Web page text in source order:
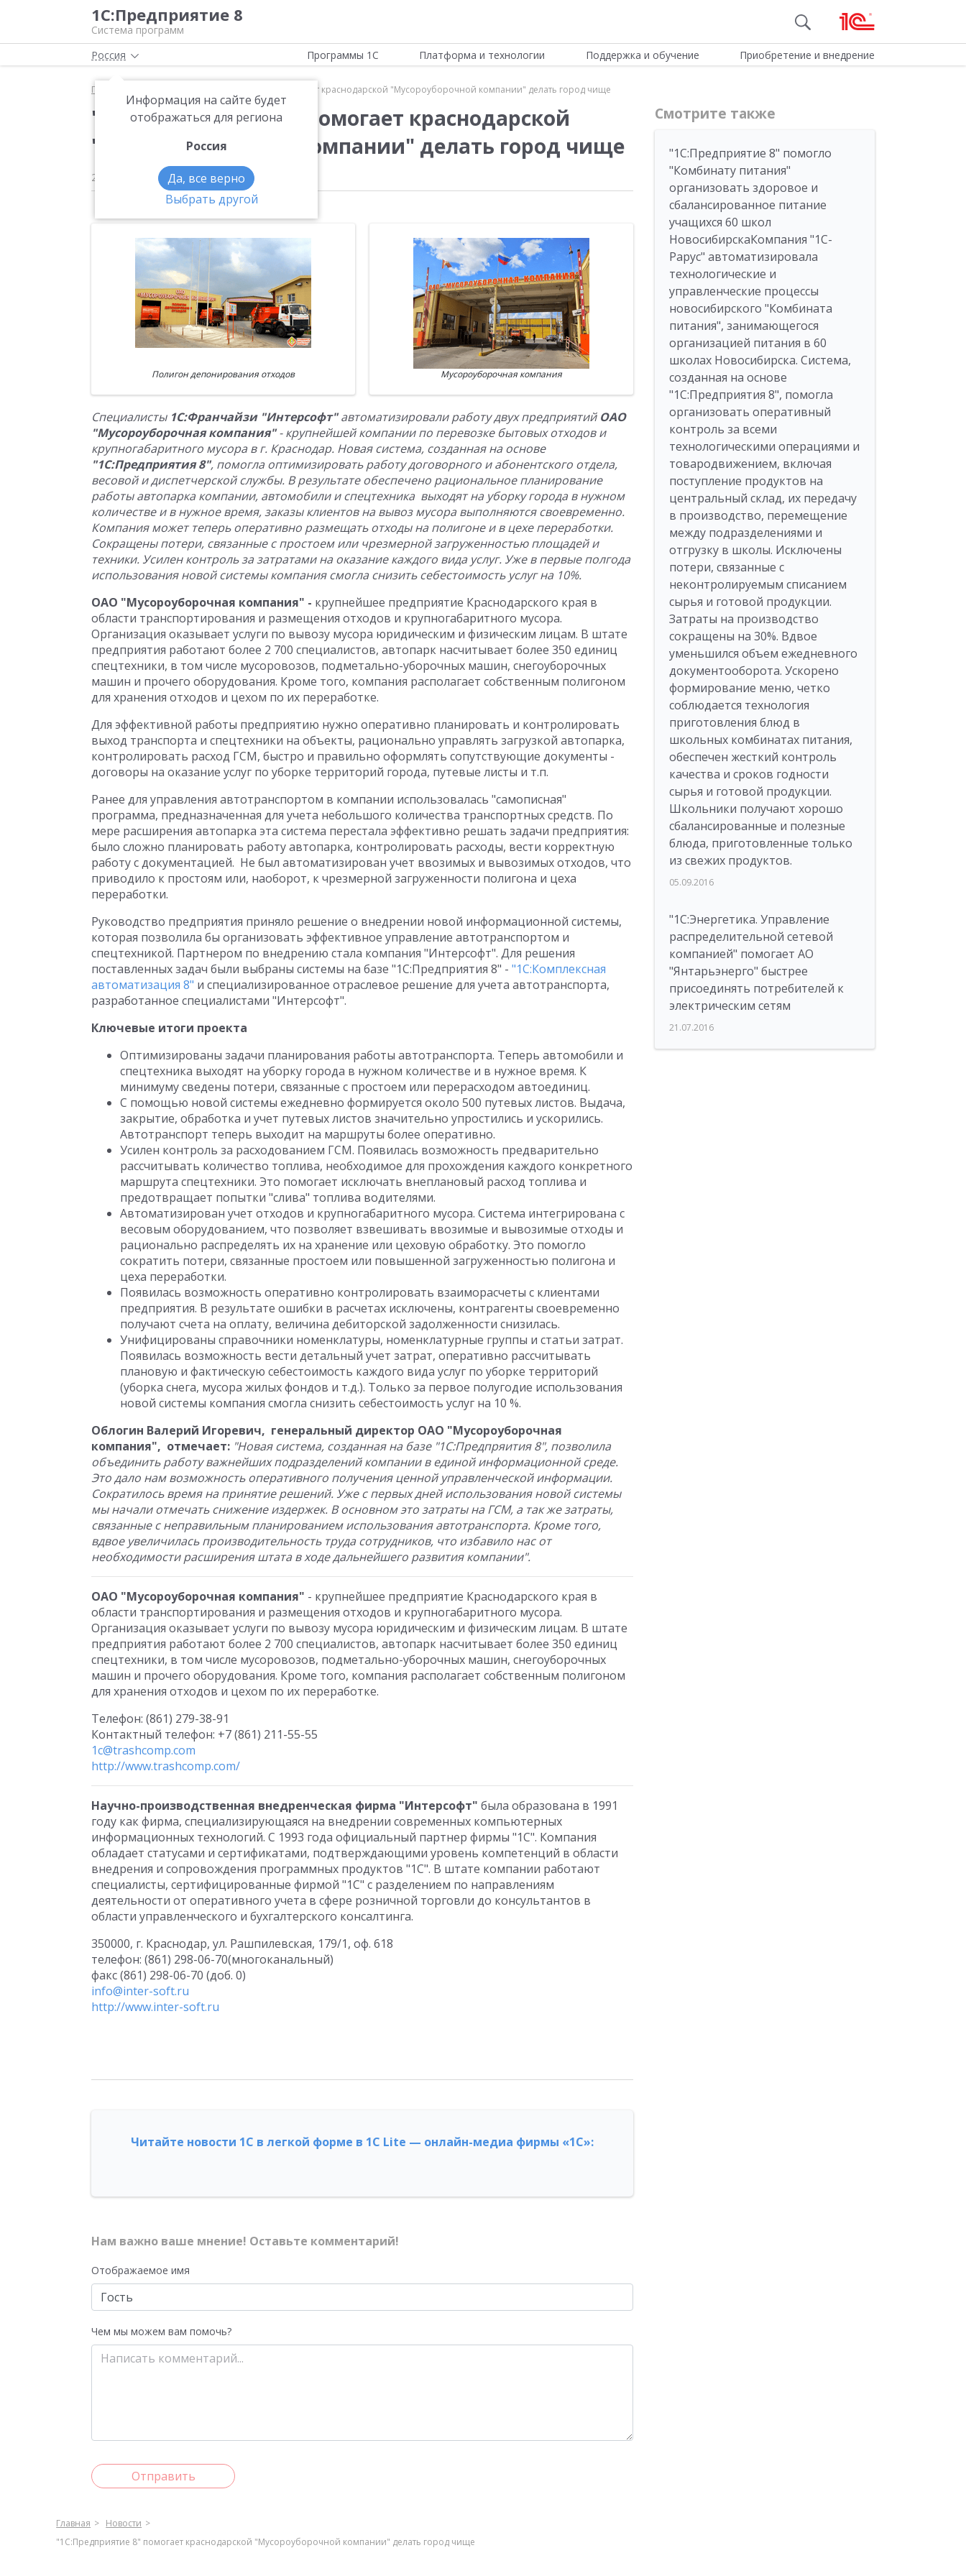
1С:Предприятие 8
Система программ
Россия
Информация на сайте будет
отображаться для региона
Россия
Да, все верно
Выбрать другой
Программы 1С Платформа и технологии Поддержка и обучение Приобретение и внедрение
Главная "1С:Предприятие 8" помогает краснодарской "Мусороуборочной компании" делать город чище
"1С:Предприятие 8" помогает краснодарской
"Мусороуборочной компании" делать город чище
22.07.2016
Полигон депонирования отходов Мусороуборочная компания
Специалисты1С:Франчайзи "Интерсофт"автоматизировали работу двух предприятий ОАО
"Мусороуборочная компания"- крупнейшей компании по перевозке бытовых отходов и
крупногабаритного мусора в г. Краснодар. Новая система, созданная на основе
"1С:Предприятия 8", помогла оптимизировать работу договорного и абонентского отдела,
весовой и диспетчерской службы. В результате обеспечено рациональное планирование
работы автопарка компании, автомобили и спецтехника выходят на уборку города в нужном
количестве и в нужное время, заказы клиентов на вывоз мусора выполняются своевременно.
Компания может теперь оперативно размещать отходы на полигоне и в цехе переработки.
Сокращены потери, связанные с простоем или чрезмерной загруженностью площадей и
техники. Усилен контроль за затратами на оказание каждого вида услуг. Уже в первые полгода
использования новой системы компания смогла снизить себестоимость услуг на 10%.
ОАО "Мусороуборочная компания" - крупнейшее предприятие Краснодарского края в
области транспортирования и размещения отходов и крупногабаритного мусора.
Организация оказывает услуги по вывозу мусора юридическим и физическим лицам. В штате
предприятия работают более 2 700 специалистов, автопарк насчитывает более 350 единиц
спецтехники, в том числе мусоровозов, подметально-уборочных машин, снегоуборочных
машин и прочего оборудования. Кроме того, компания располагает собственным полигоном
для хранения отходов и цехом по их переработке.
Для эффективной работы предприятию нужно оперативно планировать и контролировать
выход транспорта и спецтехники на объекты, рационально управлять загрузкой автопарка,
контролировать расход ГСМ, быстро и правильно оформлять сопутствующие документы -
договоры на оказание услуг по уборке территорий города, путевые листы и т.п.
Ранее для управления автотранспортом в компании использовалась "самописная"
программа, предназначенная для учета небольшого количества транспортных средств. По
мере расширения автопарка эта система перестала эффективно решать задачи предприятия:
было сложно планировать работу автопарка, контролировать расходы, вести корректную
работу с документацией. Не был автоматизирован учет ввозимых и вывозимых отходов, что
приводило к простоям или, наоборот, к чрезмерной загруженности полигона и цеха
переработки.
Руководство предприятия приняло решение о внедрении новой информационной системы,
которая позволила бы организовать эффективное управление автотранспортом и
спецтехникой. Партнером по внедрению стала компания "Интерсофт". Для решения
поставленных задач были выбраны системы на базе "1С:Предприятия 8" - "1С:Комплексная
автоматизация 8" и специализированное отраслевое решение для учета автотранспорта,
разработанное специалистами "Интерсофт".
Ключевые итоги проекта
Оптимизированы задачи планирования работы автотранспорта. Теперь автомобили и
спецтехника выходят на уборку города в нужном количестве и в нужное время. К
минимуму сведены потери, связанные с простоем или перерасходом автоединиц.
С помощью новой системы ежедневно формируется около 500 путевых листов. Выдача,
закрытие, обработка и учет путевых листов значительно упростились и ускорились.
Автотранспорт теперь выходит на маршруты более оперативно.
Усилен контроль за расходованием ГСМ. Появилась возможность предварительно
рассчитывать количество топлива, необходимое для прохождения каждого конкретного
маршрута спецтехники. Это помогает исключать внеплановый расход топлива и
предотвращает попытки "слива" топлива водителями.
Автоматизирован учет отходов и крупногабаритного мусора. Система интегрирована с
весовым оборудованием, что позволяет взвешивать ввозимые и вывозимые отходы и
рационально распределять их на хранение или цеховую обработку. Это помогло
сократить потери, связанные простоем или повышенной загруженностью полигона и
цеха переработки.
Появилась возможность оперативно контролировать взаиморасчеты с клиентами
предприятия. В результате ошибки в расчетах исключены, контрагенты своевременно
получают счета на оплату, величина дебиторской задолженности снизилась.
Унифицированы справочники номенклатуры, номенклатурные группы и статьи затрат.
Появилась возможность вести детальный учет затрат, оперативно рассчитывать
плановую и фактическую себестоимость каждого вида услуг по уборке территорий
(уборка снега, мусора жилых фондов и т.д.). Только за первое полугодие использования
новой системы компания смогла снизить себестоимость услуг на 10 %.
Облогин Валерий Игоревич, генеральный директор ОАО "Мусороуборочная
компания", отмечает: "Новая система, созданная на базе "1С:Предпряития 8", позволила
объединить работу важнейших подразделений компании в единой информационной среде.
Это дало нам возможность оперативного получения ценной управленческой информации.
Сократилось время на принятие решений. Уже с первых дней использования новой системы
мы начали отмечать снижение издержек. В основном это затраты на ГСМ, а так же затраты,
связанные с неправильным планированием использования автотранспорта. Кроме того,
вдвое увеличилась производительность труда сотрудников, что избавило нас от
необходимости расширения штата в ходе дальнейшего развития компании".
ОАО "Мусороуборочная компания" - крупнейшее предприятие Краснодарского края в
области транспортирования и размещения отходов и крупногабаритного мусора.
Организация оказывает услуги по вывозу мусора юридическим и физическим лицам. В штате
предприятия работают более 2 700 специалистов, автопарк насчитывает более 350 единиц
спецтехники, в том числе мусоровозов, подметально-уборочных машин, снегоуборочных
машин и прочего оборудования. Кроме того, компания располагает собственным полигоном
для хранения отходов и цехом по их переработке.
Телефон: (861) 279-38-91
Контактный телефон: +7 (861) 211-55-55
1c@trashcomp.com
http://www.trashcomp.com/
Научно-производственная внедренческая фирма "Интерсофт" была образована в 1991
году как фирма, специализирующаяся на внедрении современных компьютерных
информационных технологий. С 1993 года официальный партнер фирмы "1C". Компания
обладает статусами и сертификатами, подтверждающими уровень компетенций в области
внедрения и сопровождения программных продуктов "1С". В штате компании работают
специалисты, сертифицированные фирмой "1С" с разделением по направлениям
деятельности от оперативного учета в сфере розничной торговли до консультантов в
области управленческого и бухгалтерского консалтинга.
350000, г. Краснодар, ул. Рашпилевская, 179/1, оф. 618
телефон: (861) 298-06-70(многоканальный)
факс (861) 298-06-70 (доб. 0)
info@inter-soft.ru
http://www.inter-soft.ru
Читайте новости 1С в легкой форме в 1С Lite — онлайн-медиа фирмы «1С»:
Нам важно ваше мнение! Оставьте комментарий!
Отображаемое имя
Чем мы можем вам помочь?
Отправить
Смотрите также
"1С:Предприятие 8" помогло
"Комбинату питания"
организовать здоровое и
сбалансированное питание
учащихся 60 школ
НовосибирскаКомпания "1С-
Рарус" автоматизировала
технологические и
управленческие процессы
новосибирского "Комбината
питания", занимающегося
организацией питания в 60
школах Новосибирска. Система,
созданная на основе
"1С:Предприятия 8", помогла
организовать оперативный
контроль за всеми
технологическими операциями и
товародвижением, включая
поступление продуктов на
центральный склад, их передачу
в производство, перемещение
между подразделениями и
отгрузку в школы. Исключены
потери, связанные с
неконтролируемым списанием
сырья и готовой продукции.
Затраты на производство
сокращены на 30%. Вдвое
уменьшился объем ежедневного
документооборота. Ускорено
формирование меню, четко
соблюдается технология
приготовления блюд в
школьных комбинатах питания,
обеспечен жесткий контроль
качества и сроков годности
сырья и готовой продукции.
Школьники получают хорошо
сбалансированные и полезные
блюда, приготовленные только
из свежих продуктов.
05.09.2016
"1С:Энергетика. Управление
распределительной сетевой
компанией" помогает АО
"Янтарьэнерго" быстрее
присоединять потребителей к
электрическим сетям
21.07.2016
Главная
Новости
"1С:Предприятие 8" помогает краснодарской "Мусороуборочной компании" делать город чище